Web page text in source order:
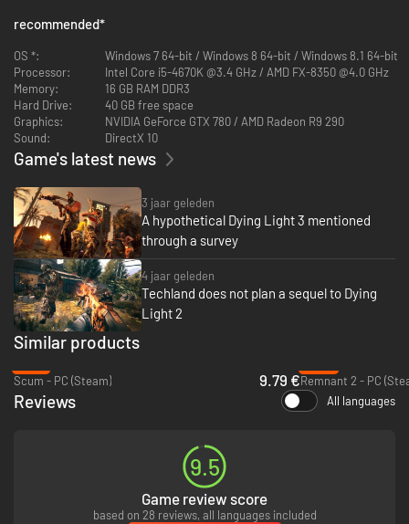
in je strijd tegen de meedogenloze horde en ontsnap aan de Bozak-
CUISINE & CARGO
Nieuwe quarantinezones. Gebruik een mix van stealth en vechten om
gangen vol geïnfecteerden te plunderen en te doorzoeken in een bekend
restaurant in Harran en in een verlaten treinstation.
ULTIMATE SURVIVOR BUNDLE
Voorzie jouw overlevende van de beste uitrusting en wapens in Harran.
Vervaardig vier enorm krachtige vernietigingsmiddelen, en til het gevecht
tegen de geïnfecteerden naar een volledig nieuw niveau.
recommended*
OS *:
Windows 7 64-bit / Windows 8 64-bit / Windows 8.1 64-bit
Processor:
Intel Core i5-4670K @3.4 GHz / AMD FX-8350 @4.0 GHz
Memory:
16 GB RAM DDR3
Hard Drive:
40 GB free space
Graphics:
NVIDIA GeForce GTX 780 / AMD Radeon R9 290
Sound:
DirectX 10
Game's latest news
3 jaar geleden
A hypothetical Dying Light 3 mentioned
through a survey
4 jaar geleden
Techland does not plan a sequel to Dying
Light 2
Similar products
Scum - PC (Steam)
9.79 €Remnant 2 - PC
Reviews All languages
9.5
Game review score
based on 28 reviews, all languages included